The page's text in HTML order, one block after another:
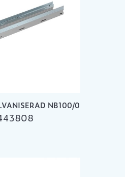
NB100/0